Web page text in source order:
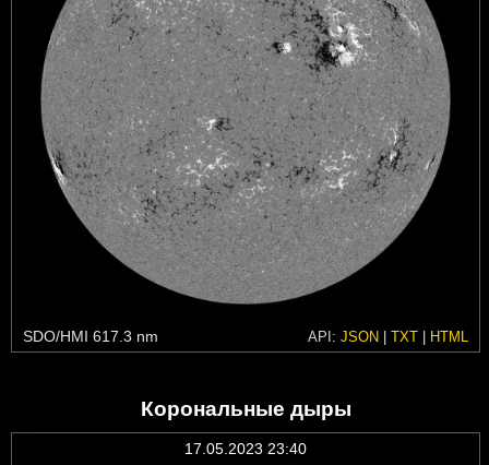
SDO/HMI 617.3 nm API: JSON | TXT | HTML
Корональные дыры
17.05.2023 23:40